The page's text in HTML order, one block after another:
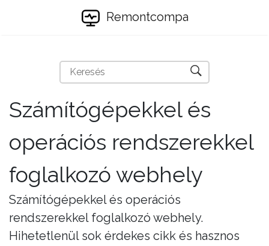
Remontcompa
Számítógépekkel és
operációs rendszerekkel
foglalkozó webhely
Számítógépekkel és operációs
rendszerekkel foglalkozó webhely.
Hihetetlenül sok érdekes cikk és hasznos